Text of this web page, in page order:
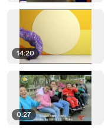
14:20
0:27